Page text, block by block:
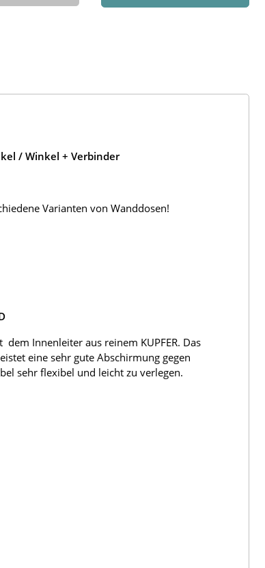
/ Winkel + Verbinder
Varianten von Wanddosen!
Innenleiter aus reinem KUPFER. Das
eine sehr gute Abschirmung gegen
sehr flexibel und leicht zu verlegen.